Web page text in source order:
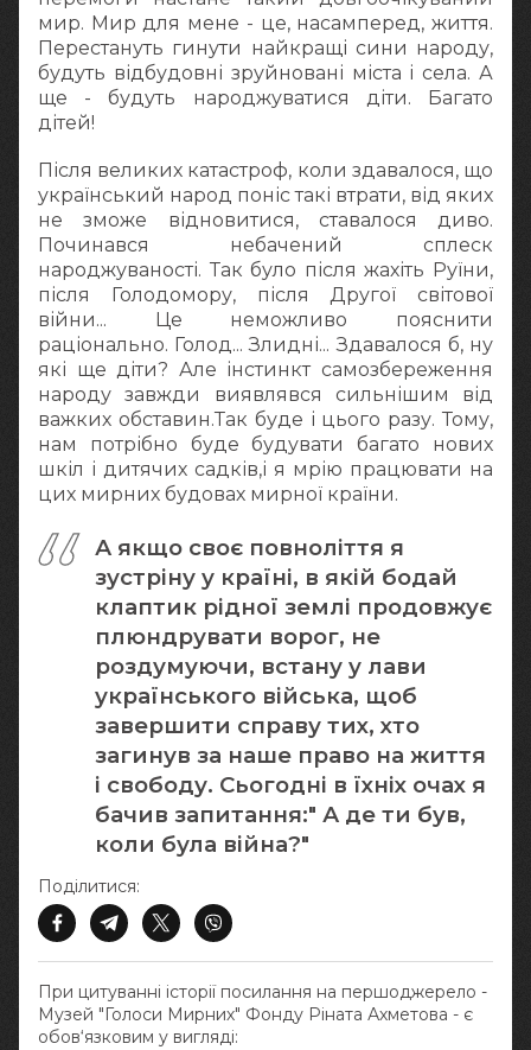
мир. Мир для мене - це, насамперед, життя.
Перестануть гинути найкращі сини народу,
будуть відбудовні зруйновані міста і села. А
ще - будуть народжуватися діти. Багато
дітей!
Після великих катастроф, коли здавалося, що
український народ поніс такі втрати, від яких
не зможе відновитися, ставалося диво.
Починався небачений сплеск
народжуваності. Так було після жахіть Руїни,
після Голодомору, після Другої світової
війни... Це неможливо пояснити
раціонально. Голод... Злидні... Здавалося б, ну
які ще діти? Але інстинкт самозбереження
народу завжди виявлявся сильнішим від
важких обставин.Так буде і цього разу. Тому,
нам потрібно буде будувати багато нових
шкіл і дитячих садків,і я мрію працювати на
цих мирних будовах мирної країни.
А якщо своє повноліття я
зустріну у країні, в якій бодай
клаптик рідної землі продовжує
плюндрувати ворог, не
роздумуючи, встану у лави
українського війська, щоб
завершити справу тих, хто
загинув за наше право на життя
і свободу. Сьогодні в їхніх очах я
бачив запитання:" А де ти був,
коли була війна?"
При цитуванні історії посилання на першоджерело -
Музей "Голоси Мирних" Фонду Ріната Ахметова - є
обов‘язковим у вигляді:
Поділитися: